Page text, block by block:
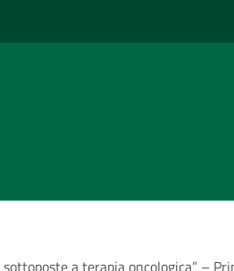
a terapia oncologica” –